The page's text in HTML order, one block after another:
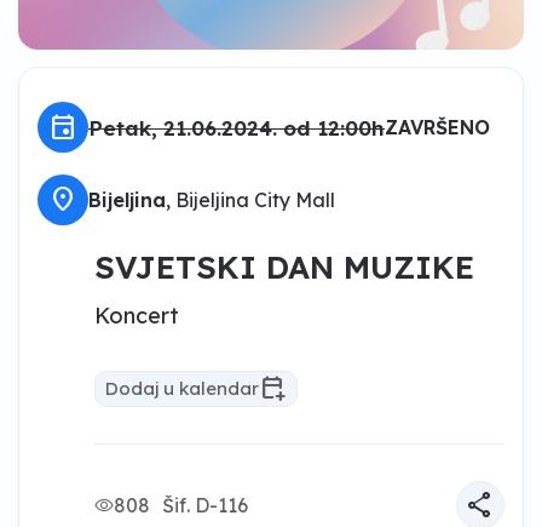
event Petak, 21.06.2024. od 12:00hZAVRŠENO
location_on Bijeljina, Bijeljina City Mall
SVJETSKI DAN MUZIKE
Koncert
Dodaj u kalendarcalendar_add_on
808 Šif. D-116 share